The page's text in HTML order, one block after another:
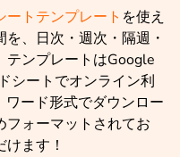
ートテンプレート を使え
、日次・週次・隔週・
テンプレートはGoogle
シートでオンライン利
ード形式でダウンロー
フォーマットされてお
ます！